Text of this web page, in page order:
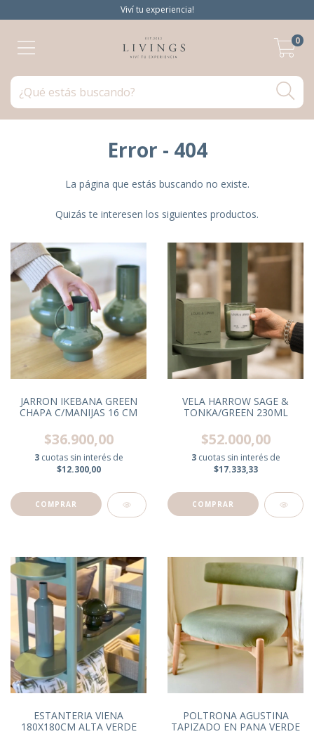
Viví tu experiencia!
0
Error - 404
La página que estás buscando no existe.
Quizás te interesen los siguientes productos.
JARRON IKEBANA GREEN
CHAPA C/MANIJAS 16 CM
$36.900,00
3 cuotas sin interés de
$12.300,00
VELA HARROW SAGE &
TONKA/GREEN 230ML
$52.000,00
3 cuotas sin interés de
$17.333,33
ESTANTERIA VIENA
180X180CM ALTA VERDE
POLTRONA AGUSTINA
TAPIZADO EN PANA VERDE